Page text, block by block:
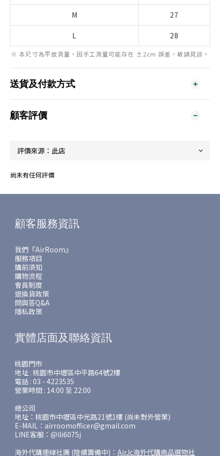
M 27
L 28
※ 本尺寸為平放測量，因手工測量可能存在 ±2cm 誤差，敬請見諒。
送貨及付款方式
顧客評價
尚未有任何評價
顧客服務資訊
我們『AirRoom』
服務項目
購前須知
購物流程
會員制度
退換貨政策
問與答Q&A
隱私政策
實體店面及聯絡資訊
桃園門市
地址 : 桃園市中壢區中平路64號2樓
電話 : 03 - 4223535
營業時間 : 14:00 至 22:00
總公司
地址：桃園市中壢區中光路21號1樓 (尚未對外營業)
E-MAIL：airroomofficer@gmail.com
LINE客服：@lli6075j
海外代購連線社團 (陸續籌備中)： AirJc海外代購商品選物社